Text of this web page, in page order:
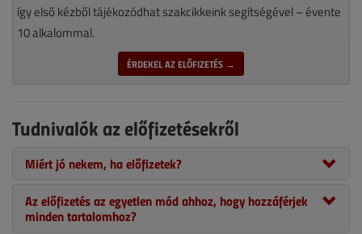
így első kézből tájékozódhat szakcikkeink segítségével – évente
10 alkalommal.
ÉRDEKEL AZ ELŐFIZETÉS →
Tudnivalók az előfizetésekről
Miért jó nekem, ha előfizetek?
Az előfizetés az egyetlen mód ahhoz, hogy hozzáférjek
minden tartalomhoz?